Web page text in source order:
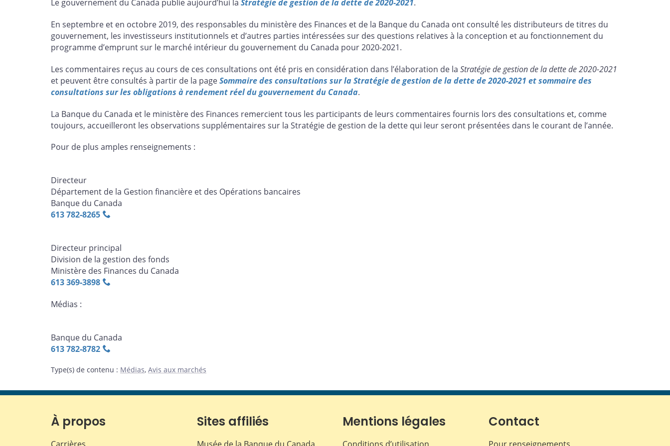
page
Facebook
page
X
page
LinkedIn
page
courriel
Le gouvernement du Canada publie aujourd’hui la Stratégie de gestion de la dette de 2020-2021.
En septembre et en octobre 2019, des responsables du ministère des Finances et de la Banque du Canada ont consulté les distributeurs de titres du
gouvernement, les investisseurs institutionnels et d’autres parties intéressées sur des questions relatives à la conception et au fonctionnement du
programme d’emprunt sur le marché intérieur du gouvernement du Canada pour 2020-2021.
Les commentaires reçus au cours de ces consultations ont été pris en considération dans l’élaboration de la Stratégie de gestion de la dette de 2020-2021
et peuvent être consultés à partir de la pageSommaire des consultations sur la Stratégie de gestion de la dette de 2020-2021 et sommaire des
consultations sur les obligations à rendement réel du gouvernement du Canada.
La Banque du Canada et le ministère des Finances remercient tous les participants de leurs commentaires fournis lors des consultations et, comme
toujours, accueilleront les observations supplémentaires sur la Stratégie de gestion de la dette qui leur seront présentées dans le courant de l’année.
Pour de plus amples renseignements :
Directeur
Département de la Gestion financière et des Opérations bancaires
Banque du Canada
613 782‑8265
Directeur principal
Division de la gestion des fonds
Ministère des Finances du Canada
613 369‑3898
Médias :
Banque du Canada
613 782‑8782
Type(s) de contenu : Médias, Avis aux marchés
À propos Sites affiliés Mentions légales Contact